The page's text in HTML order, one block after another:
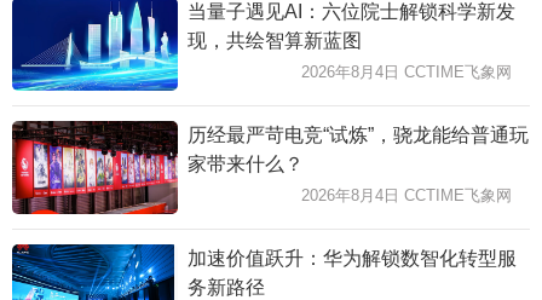
当量子遇见AI：六位院士解锁科学新发
现，共绘智算新蓝图
2026年8月4日 CCTIME飞象网
历经最严苛电竞“试炼”，骁龙能给普通玩
家带来什么？
2026年8月4日 CCTIME飞象网
加速价值跃升：华为解锁数智化转型服
务新路径